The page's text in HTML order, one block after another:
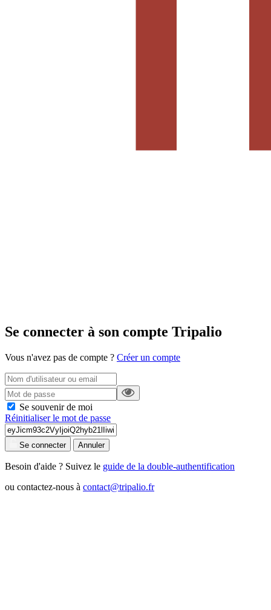
Se connecter à son compte Tripalio
Vous n'avez pas de compte ? Créer un compte
Se souvenir de moi
Réinitialiser le mot de passe
Se connecter Annuler
Besoin d'aide ? Suivez le guide de la double-authentification
ou contactez-nous à contact@tripalio.fr